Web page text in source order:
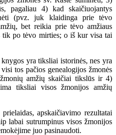
pagaliau 4) kad skaičiuojantys
(pvz. juk klaidinga prie tėvo
bet reikia prie tėvo amžiaus
tik po tėvo mirties; o iš kur visa tai
yra tiksliai istorinės, nes yra
tos pačios genealogijos žmonės
amžių skaičiai tikslūs ir 4)
tiksliai visos žmonijos amžių
apskaičiavimo rezultatai
labai sutrumpinus visos žmonijos
juo pasinaudoti.